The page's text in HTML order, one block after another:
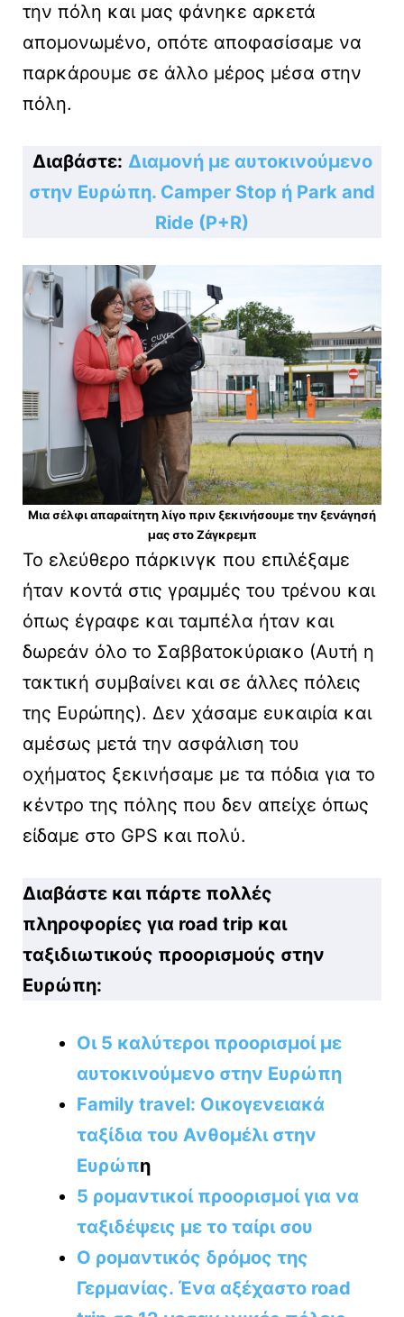
την πόλη και μας φάνηκε αρκετά
απομονωμένο, οπότε αποφασίσαμε να
παρκάρουμε σε άλλο μέρος μέσα στην
πόλη.
Διαβάστε: Διαμονή με αυτοκινούμενο
στην Ευρώπη. Camper Stop ή Park and
Ride (P+R)
Μια σέλφι απαραίτητη λίγο πριν ξεκινήσουμε την ξενάγησή
μας στο Ζάγκρεμπ
Το ελεύθερο πάρκινγκ που επιλέξαμε
ήταν κοντά στις γραμμές του τρένου και
όπως έγραφε και ταμπέλα ήταν και
δωρεάν όλο το Σαββατοκύριακο (Αυτή η
τακτική συμβαίνει και σε άλλες πόλεις
της Ευρώπης). Δεν χάσαμε ευκαιρία και
αμέσως μετά την ασφάλιση του
οχήματος ξεκινήσαμε με τα πόδια για το
κέντρο της πόλης που δεν απείχε όπως
είδαμε στο GPS και πολύ.
Διαβάστε και πάρτε πολλές
πληροφορίες για road trip και
ταξιδιωτικούς προορισμούς στην
Ευρώπη:
Οι 5 καλύτεροι προορισμοί με
αυτοκινούμενο στην Ευρώπη
Family travel: Οικογενειακά
ταξίδια του Ανθομέλι στην
Ευρώπη
5 ρομαντικοί προορισμοί για να
ταξιδέψεις με το ταίρι σου
Ο ρομαντικός δρόμος της
Γερμανίας. Ένα αξέχαστο road